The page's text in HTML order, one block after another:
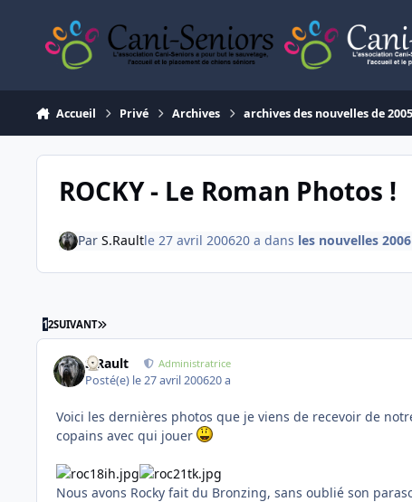
Accueil Privé Archives archives des nouvelles de
ROCKY - Le Roman Photos !
Par S.Raultle 27 avril 200620 a dans les nouvelles 2006
12SUIVANT DERNIÈRE PAGE
S.Rault Administratrice
Posté(e) le 27 avril 200620 a
Voici les dernières photos que je viens de recevoir de
copains avec qui jouer
Nous avons Rocky fait du Bronzing, sans oublié son